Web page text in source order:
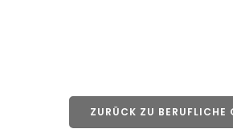
ZURÜCK ZU BERUFLICHE